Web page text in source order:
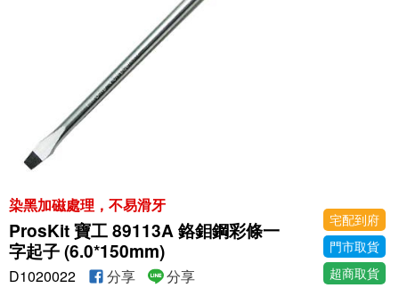
染黑加磁處理，不易滑牙
ProsKit 寶工 89113A 鉻鉬鋼彩條一
字起子 (6.0*150mm)
宅配到府
門市取貨
超商取貨
D1020022 分享 分享